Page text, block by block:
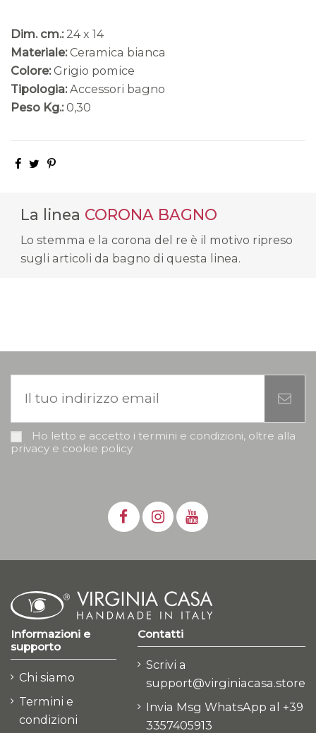
Dim. cm.: 24 x 14
Materiale: Ceramica bianca
Colore: Grigio pomice
Tipologia: Accessori bagno
Peso Kg.: 0,30
La linea CORONA BAGNO
Lo stemma e la corona del re è il motivo ripreso
sugli articoli da bagno di questa linea.
Ho letto e accetto i termini e condizioni, oltre alla
privacy e cookie policy
Informazioni e
supporto
Chi siamo
Termini e
condizioni
Contatti
Scrivi a
support@virginiacasa.store
Invia Msg WhatsApp al +39
3357405913